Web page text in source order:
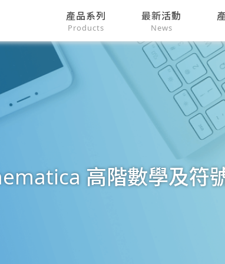
產品系列
Products
最新活動
News
高階數學及符